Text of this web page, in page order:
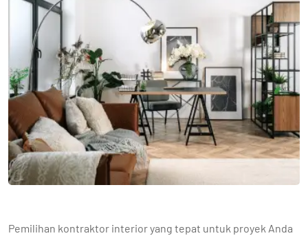
Pemilihan kontraktor interior yang tepat untuk proyek Anda